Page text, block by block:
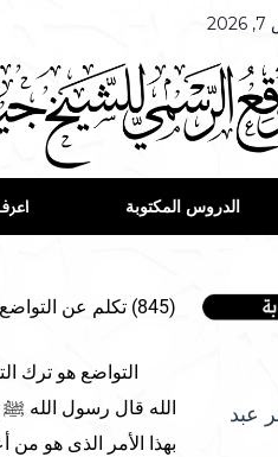
الدروس المكتوبة
عبد
(845) تكلم عن التواضع.
التواضع هو ترك
الله قال رسول الله ﷺ
بهذا الأمر الذى هو